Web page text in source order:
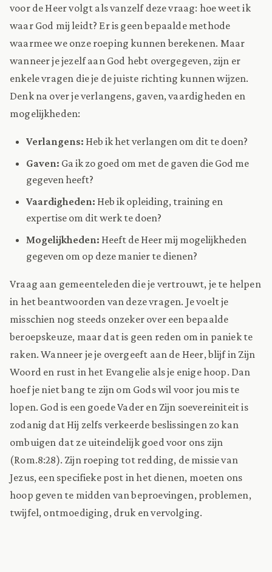
voor de Heer volgt als vanzelf deze vraag: hoe weet ik
waar God mij leidt? Er is geen bepaalde methode
waarmee we onze roeping kunnen berekenen. Maar
wanneer je jezelf aan God hebt overgegeven, zijn er
enkele vragen die je de juiste richting kunnen wijzen.
Denk na over je verlangens, gaven, vaardigheden en
mogelijkheden:
Verlangens: Heb ik het verlangen om dit te doen?
Gaven: Ga ik zo goed om met de gaven die God me
gegeven heeft?
Vaardigheden: Heb ik opleiding, training en
expertise om dit werk te doen?
Mogelijkheden: Heeft de Heer mij mogelijkheden
gegeven om op deze manier te dienen?
Vraag aan gemeenteleden die je vertrouwt, je te helpen
in het beantwoorden van deze vragen. Je voelt je
misschien nog steeds onzeker over een bepaalde
beroepskeuze, maar dat is geen reden om in paniek te
raken. Wanneer je je overgeeft aan de Heer, blijf in Zijn
Woord en rust in het Evangelie als je enige hoop. Dan
hoef je niet bang te zijn om Gods wil voor jou mis te
lopen. God is een goede Vader en Zijn soevereiniteit is
zodanig dat Hij zelfs verkeerde beslissingen zo kan
ombuigen dat ze uiteindelijk goed voor ons zijn
(Rom.8:28). Zijn roeping tot redding, de missie van
Jezus, een specifieke post in het dienen, moeten ons
hoop geven te midden van beproevingen, problemen,
twijfel, ontmoediging, druk en vervolging.